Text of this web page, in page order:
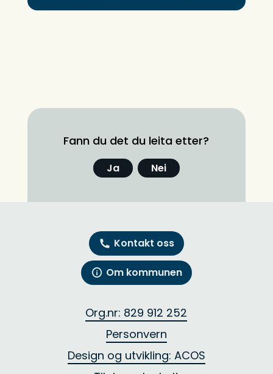
Fann du det du leita etter?
Ja Nei
Kontakt oss
Om kommunen
Org.nr: 829 912 252
Personvern
Design og utvikling: ACOS